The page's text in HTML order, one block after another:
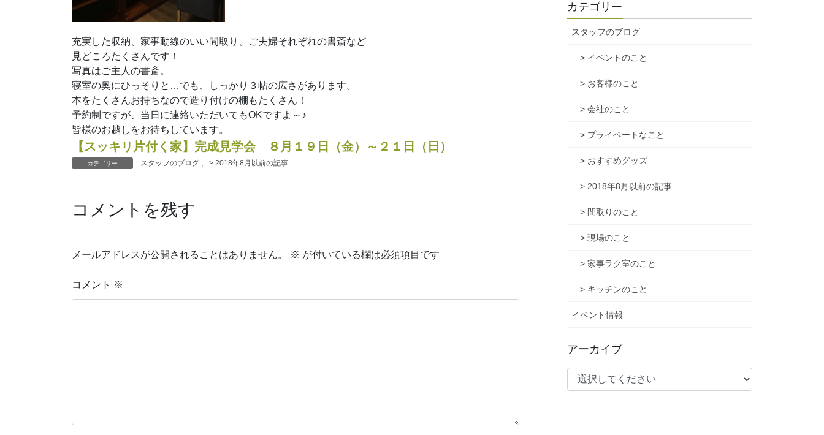
充実した収納、家事動線のいい間取り、ご夫婦それぞれの書斎など
見どころたくさんです！
写真はご主人の書斎。
寝室の奥にひっそりと…でも、しっかり３帖の広さがあります。
本をたくさんお持ちなので造り付けの棚もたくさん！
予約制ですが、当日に連絡いただいてもOKですよ～♪
皆様のお越しをお待ちしています。
【スッキリ片付く家】完成見学会 ８月１９日（金）～２１日（日）
カテゴリー スタッフのブログ > 2018年8月以前の記事
コメントを残す
メールアドレスが公開されることはありません。 ※ が付いている欄は必須項目です
コメント ※
カテゴリー
スタッフのブログ
> イベントのこと
> お客様のこと
> 会社のこと
> プライベートなこと
> おすすめグッズ
> 2018年8月以前の記事
> 間取りのこと
> 現場のこと
> 家事ラク室のこと
> キッチンのこと
イベント情報
アーカイブ